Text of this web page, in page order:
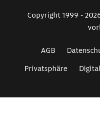
Copyright 1999 -
AGB
Privatsphäre